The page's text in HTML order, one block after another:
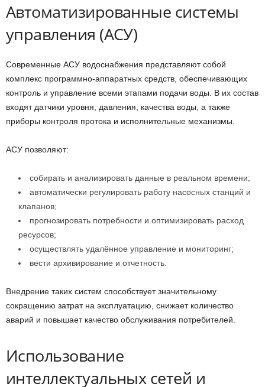
Автоматизированные системы
управления (АСУ)
Современные АСУ водоснабжения представляют собой
комплекс программно-аппаратных средств, обеспечивающих
контроль и управление всеми этапами подачи воды. В их состав
входят датчики уровня, давления, качества воды, а также
приборы контроля протока и исполнительные механизмы.
АСУ позволяют:
собирать и анализировать данные в реальном времени;
автоматически регулировать работу насосных станций и
клапанов;
прогнозировать потребности и оптимизировать расход
ресурсов;
осуществлять удалённое управление и мониторинг;
вести архивирование и отчетность.
Внедрение таких систем способствует значительному
сокращению затрат на эксплуатацию, снижает количество
аварий и повышает качество обслуживания потребителей.
Использование
интеллектуальных сетей и